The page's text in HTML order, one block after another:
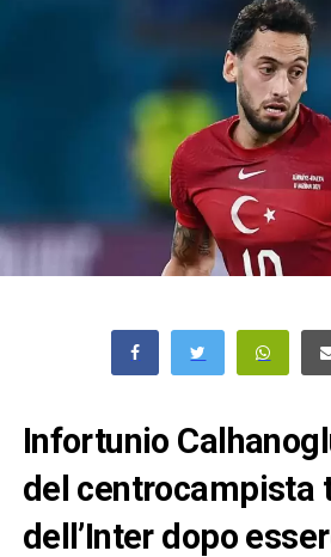
Infortunio
del centrocampista
dell’Inter dopo